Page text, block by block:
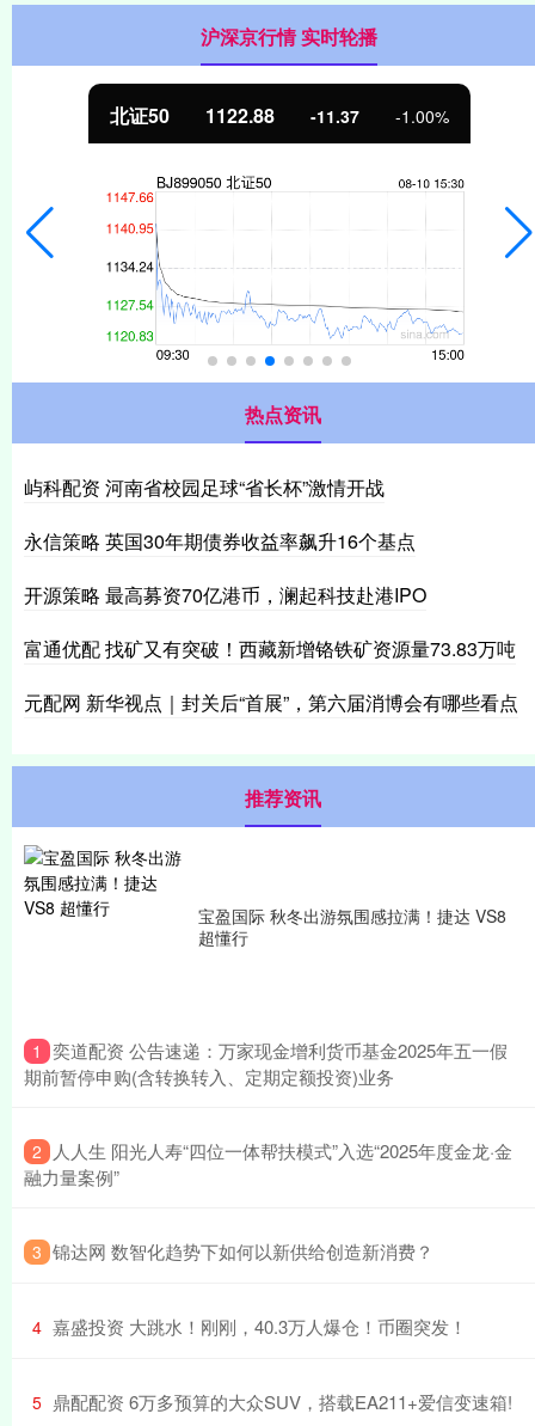
沪深京行情 实时轮播
北证50 1122.88 -11.37 -1.00%
热点资讯
屿科配资 河南省校园足球“省长杯”激情开战
永信策略 英国30年期债券收益率飙升16个基点
开源策略 最高募资70亿港币，澜起科技赴港IPO
富通优配 找矿又有突破！西藏新增铬铁矿资源量73.83万吨
元配网 新华视点｜封关后“首展”，第六届消博会有哪些看点
推荐资讯
宝盈国际 秋冬出游氛围感拉满！捷达 VS8
超懂行
1 ​奕道配资 公告速递：万家现金增利货币基金2025年五一假
期前暂停申购(含转换转入、定期定额投资)业务
2
​人人生 阳光人寿“四位一体帮扶模式”入选“2025年度金龙·金
融力量案例”
3 ​锦达网 数智化趋势下如何以新供给创造新消费？
4 ​嘉盛投资 大跳水！刚刚，40.3万人爆仓！币圈突发！
5 ​鼎配配资 6万多预算的大众SUV，搭载EA211+爱信变速箱!